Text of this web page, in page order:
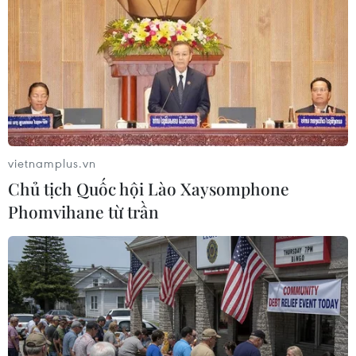
truyền nhiễm nguy hiểm Whitmore
22/09/2023 04:19
Vi khuẩn Burkholderia pseudomallei gây bệnh Whitmore
sống trong đất, nước bị nhiễm khuẩn và xâm nhập vào
cơ thể chủ yếu qua da khi có vết thương hở tiếp xúc trực
tiếp với đất, nước bị nhiễm khuẩn.
vietnamplus.vn
Chủ tịch Quốc hội Lào Xaysomphone
Phomvihane từ trần